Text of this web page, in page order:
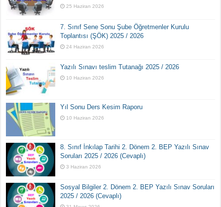
25 Haziran 2026
7. Sınıf Sene Sonu Şube Öğretmenler Kurulu
Toplantısı (ŞÖK) 2025 / 2026
24 Haziran 2026
Yazılı Sınavı teslim Tutanağı 2025 / 2026
10 Haziran 2026
Yıl Sonu Ders Kesim Raporu
10 Haziran 2026
8. Sınıf İnkılap Tarihi 2. Dönem 2. BEP Yazılı Sınav
Soruları 2025 / 2026 (Cevaplı)
3 Haziran 2026
Sosyal Bilgiler 2. Dönem 2. BEP Yazılı Sınav Soruları
2025 / 2026 (Cevaplı)